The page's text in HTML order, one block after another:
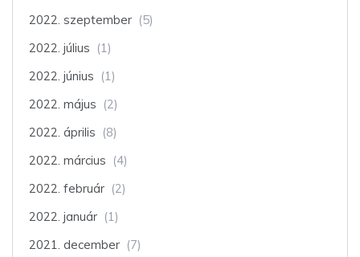
2022. szeptember (5)
2022. július (1)
2022. június (1)
2022. május (2)
2022. április (8)
2022. március (4)
2022. február (2)
2022. január (1)
2021. december (7)